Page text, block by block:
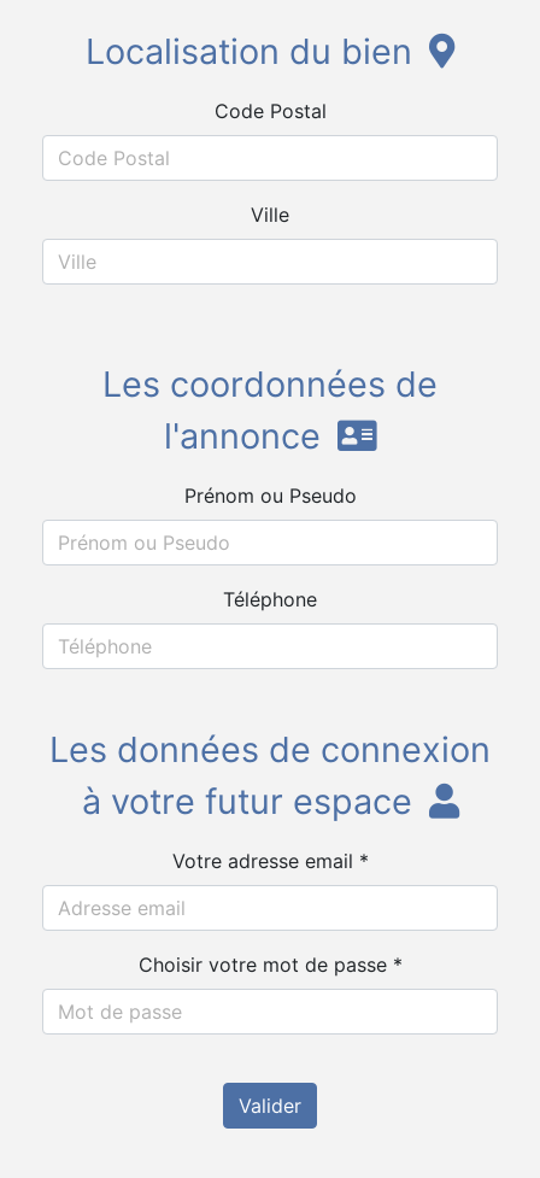
Localisation du bien
Code Postal
Ville
Les coordonnées de
l'annonce
Prénom ou Pseudo
Téléphone
Les données de connexion
à votre futur espace
Votre adresse email *
Choisir votre mot de passe *
Valider